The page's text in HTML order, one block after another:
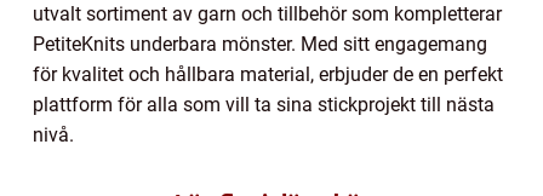
utvalt sortiment av garn och tillbehör som kompletterar
PetiteKnits underbara mönster. Med sitt engagemang
för kvalitet och hållbara material, erbjuder de en perfekt
plattform för alla som vill ta sina stickprojekt till nästa
nivå.